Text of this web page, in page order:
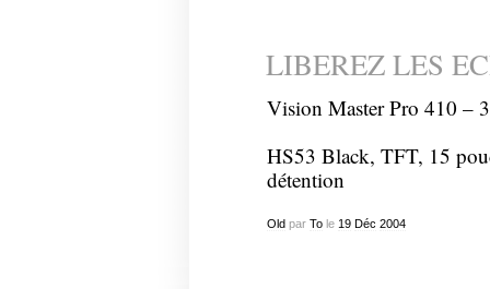
LIBEREZ LES
Vision Master Pro 410 –
HS53 Black, TFT, 15
détention
Oldpar Tole 19 Déc 2004